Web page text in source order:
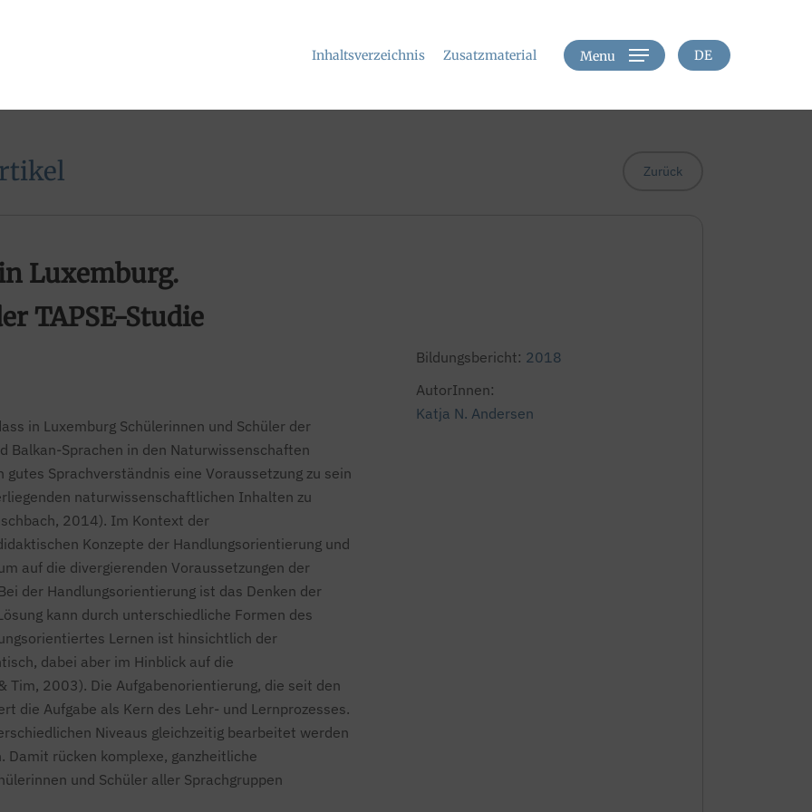
Inhaltsverzeichnis Zusatzmaterial Menu DE
Zurück
Luxemburg.
TAPSE-Studie
in Luxemburg Schülerinnen und Schüler der
Balkan-Sprachen in den Naturwissenschaften
Sprachverständnis eine Voraussetzung zu sein
naturwissenschaftlichen Inhalten zu
2014). Im Kontext der
Konzepte der Handlungsorientierung und
auf die divergierenden Voraussetzungen der
der Handlungsorientierung ist das Denken der
kann durch unterschiedliche Formen des
Lernen ist hinsichtlich der
dabei aber im Hinblick auf die
Tim, 2003). Die Aufgabenorientierung, die seit den
die Aufgabe als Kern des Lehr- und Lernprozesses.
Niveaus gleichzeitig bearbeitet werden
Damit rücken komplexe, ganzheitliche
und Schüler aller Sprachgruppen
Bildungsbericht: 2018
AutorInnen:
Katja N. Andersen